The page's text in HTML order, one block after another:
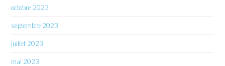
octobre 2023
septembre 2023
juillet 2023
mai 2023